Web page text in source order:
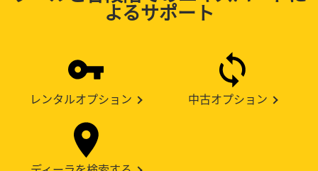
よるサポート
レンタルオプション 中古オプション